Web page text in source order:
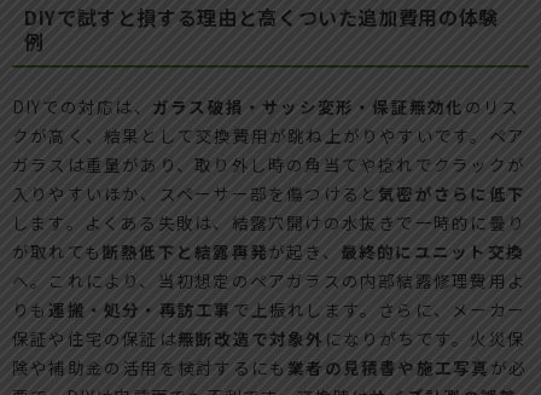
DIYで試すと損する理由と高くついた追加費用の体験
例
DIYでの対応は、 ガラス破損・サッシ変形・保証無効化 のリス
クが高く、結果として交換費用が跳ね上がりやすいです。ペア
ガラスは重量があり、取り外し時の角当てや捻れでクラックが
入りやすいほか、スペーサー部を傷つけると 気密がさらに低下
します。よくある失敗は、結露穴開けの水抜きで一時的に曇り
が取れても断熱低下と結露再発が起き、 最終的にユニット交換
へ。これにより、当初想定のペアガラスの内部結露修理費用よ
りも 運搬・処分・再訪工事 で上振れします。さらに、メーカー
保証や住宅の保証は無断改造で対象外 になりがちです。火災保
険や補助金の活用を検討するにも 業者の見積書や施工写真 が必